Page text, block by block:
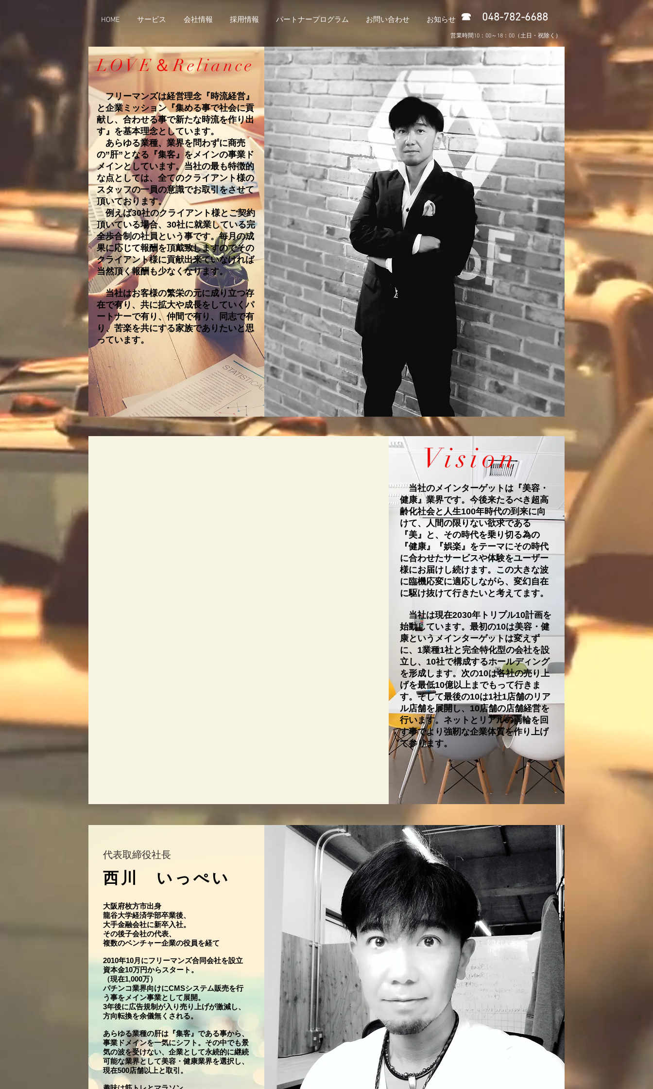
HOME サービス 会社情報 採用情報 パートナープログラム お問い合わせ お知らせ ​☎ 048-782-6688
営業時間10：00～18：00（土日・祝除く）
​LOVE＆Reliance
フリーマンズは経営理念『時流経営』
と企業ミッション『集める事で社会に貢
献し、合わせる事で新たな時流を作り出
す』を基本理念としています。
あらゆる業種、業界を問わずに商売
の”肝”となる『集客』をメインの事業ド
メインとしています。当社の最も特徴的
な点としては、全てのクライアント様の
スタッフの一員の意識でお取引をさせて
頂いております。
例えば30社のクライアント様とご契約
頂いている場合、30社に就業している完
全歩合制の社員という事です。毎月の成
果に応じて報酬を頂戴致しますのでその
クライアント様に貢献出来ていなければ
当然頂く報酬も少なくなります。
当社はお客様の繁栄の元に成り立つ存
在で有り、共に拡大や成長をしていくパ
ートナーで有り、仲間で有り、同志で有
り、苦楽を共にする家族でありたいと思
っています。
​Vision
当社のメインターゲットは『美容・
健康』業界です。今後来たるべき超高
齢化社会と人生100年時代の到来に向
けて、人間の限りない欲求である
『美』と、その時代を乗り切る為の
『健康』『娯楽』をテーマにその時代
に合わせたサービスや体験をユーザー
様にお届けし続けます。この大きな波
に臨機応変に適応しながら、変幻自在
に駆け抜けて行きたいと考えてます。
​ 当社は現在2030年トリプル10計画を
始動しています。最初の10は美容・健
康というメインターゲットは変えず
に、1業種1社と完全特化型の会社を設
立し、10社で構成するホールディング
を形成します。次の10は各社の売り上
げを最低10億以上までもって行きま
す。そして最後の10は1社1店舗のリア
ル店舗を展開し、10店舗の店舗経営を
行います。ネットとリアルの両輪を回
す事でより強靭な企業体質を作り上げ
て参ります。
代表取締役社長
​西川 いっぺい
大阪府枚方市出身
​龍谷大学経済学部卒業後、
大手金融会社に新卒入社。
その後子会社の代表、
複数のベンチャー企業の役員を経て
2010年10月にフリーマンズ合同会社を設立
資本金10万円からスタート。
（現在1,000万）
​パチンコ業界向けにCMSシステム販売を行
う事をメイン事業として展開。
3年後に広告規制が入り売り上げが激減し、
方向転換を余儀無くされる。
あらゆる業種の肝は『集客』である事から、
事業ドメインを一気にシフト。その中でも景
気の波を受けない、企業として永続的に継続
可能な業界として美容・健康業界を選択し、
現在500店舗以上と取引。